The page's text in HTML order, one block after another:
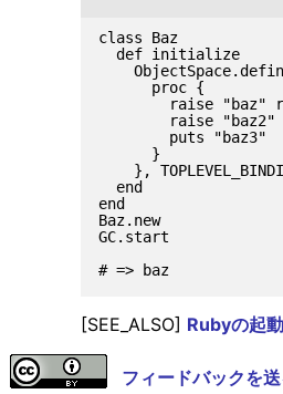
class Baz
  def initialize
      proc {
raise "baz"
        raise "baz2"
        puts "baz3"
      }
},
  end
end
Baz.new
GC.start
# => baz
[SEE_ALSO] Rubyの起動
フィードバックを